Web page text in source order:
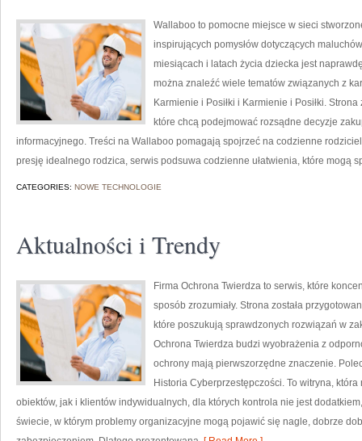
Wallaboo to pomocne miejsce w sieci
inspirujących pomysłów dotyczących
miesiącach i latach życia dziecka jest
można znaleźć wiele tematów związanych z
Karmienie i Posiłki i Karmienie i Posiłki.
które chcą podejmować rozsądne decyzje
informacyjnego. Treści na Wallaboo pomagają spojrzeć na codzienne
presję idealnego rodzica, serwis podsuwa codzienne ułatwienia, które mogą
CATEGORIES: NOWE TECHNOLOGIE
Aktualności i Trendy
Firma Ochrona Twierdza to serwis, które
sposób zrozumiały. Strona została
które poszukują sprawdzonych rozwiązań w
Ochrona Twierdza budzi wyobrażenia z
ochrony mają pierwszorzędne znaczenie.
Historia Cyberprzestępczości. To witryna,
obiektów, jak i klientów indywidualnych, dla których kontrola nie jest
świecie, w którym problemy organizacyjne mogą pojawić się nagle, dobrze